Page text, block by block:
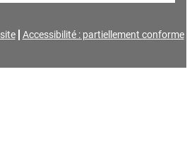
Accessibilité : partiellement conforme